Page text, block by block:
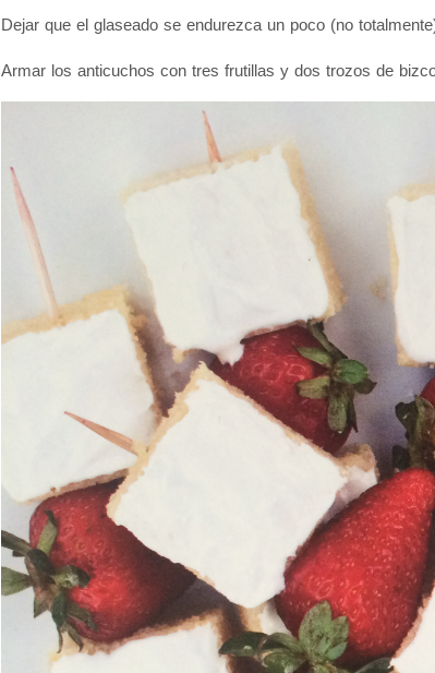
Dejar que el glaseado se endurezca un poco (no
Armar los anticuchos con tres frutillas y dos trozos de